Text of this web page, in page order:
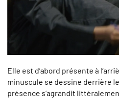
Elle est d’abord présente à
minuscule se dessine derrière
présence s’agrandit